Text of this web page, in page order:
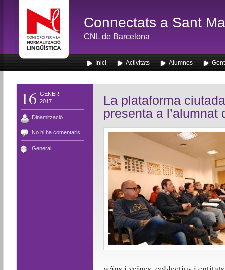
Connectats a Sant
CNL de Barcelona
Inici Activitats Alumnes
16 GENER
2017
Dinamització
No hi ha comentaris
General
La plataforma
presenta a l’alumnat